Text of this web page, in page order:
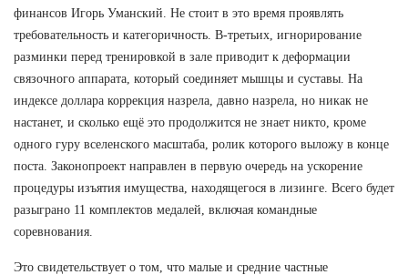
финансов Игорь Уманский. Не стоит в это время проявлять
требовательность и категоричность. В-третьих, игнорирование
разминки перед тренировкой в зале приводит к деформации
связочного аппарата, который соединяет мышцы и суставы. На
индексе доллара коррекция назрела, давно назрела, но никак не
настанет, и сколько ещё это продолжится не знает никто, кроме
одного гуру вселенского масштаба, ролик которого выложу в конце
поста. Законопроект направлен в первую очередь на ускорение
процедуры изъятия имущества, находящегося в лизинге. Всего будет
разыграно 11 комплектов медалей, включая командные
соревнования.
Это свидетельствует о том, что малые и средние частные